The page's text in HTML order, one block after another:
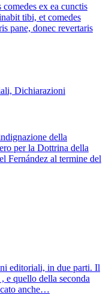
ex ea cunctis
tibi, et comedes
pane, donec revertaris
Dichiarazioni
della
per la Dottrina della
Fernández al termine del
editoriali, in due parti. Il
e quello della seconda
anche…